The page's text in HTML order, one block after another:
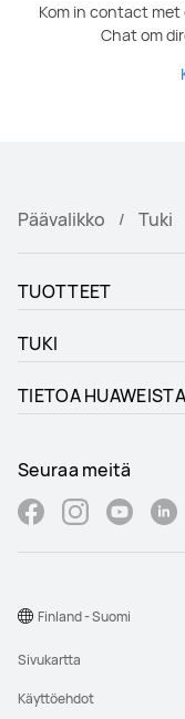
Kom in contact met
Chat om
Päävalikko Tuki
TUOTTEET
TUKI
TIETOA HUAWEISTA
Seuraa meitä
Sivukartta
Käyttöehdot
Finland - Suomi